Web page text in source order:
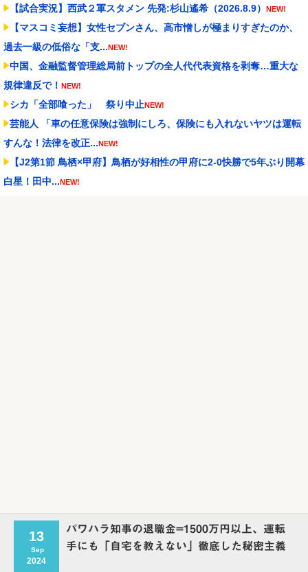
【試合実況】西武２軍スタメン 先発:杉山遙希（2026.8.9） NEW!
【マスコミ妄想】女性セブンさん、高市憎しが極まりすぎたのか、
過去一級の低俗な「支...NEW!
中国、金融監督管理総局前トップの全人代代表資格を剥奪…重大な
規律違反で！ NEW!
シカ「全部喰った」 祭り中止NEW!
芸能人 「車の任意保険は強制にしろ、保険にも入れないヤツは運転
すんな！法律を改正...NEW!
【J2第1節 鳥栖×甲府】鳥栖が好相性の甲府に2-0快勝で5年ぶり開幕
白星！田中...NEW!
13
Sep
2024
パワハラ知事の退職金=1500万円以上、運転
手にも「自宅を教えない」徹底した秘密主義